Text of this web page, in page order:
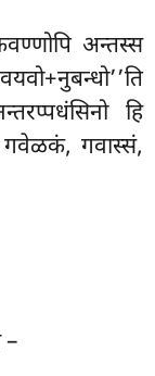
अन्तस्स
हि
गवेळकं, गवास्सं,
–